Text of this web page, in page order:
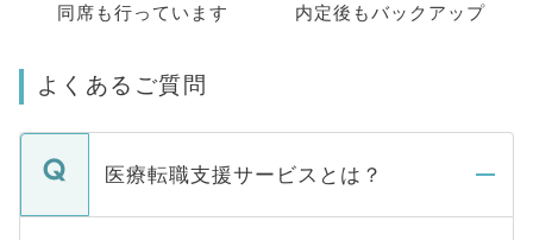
同席も行っています
内定後もバックアップ
よくあるご質問
医療転職支援サービスとは？